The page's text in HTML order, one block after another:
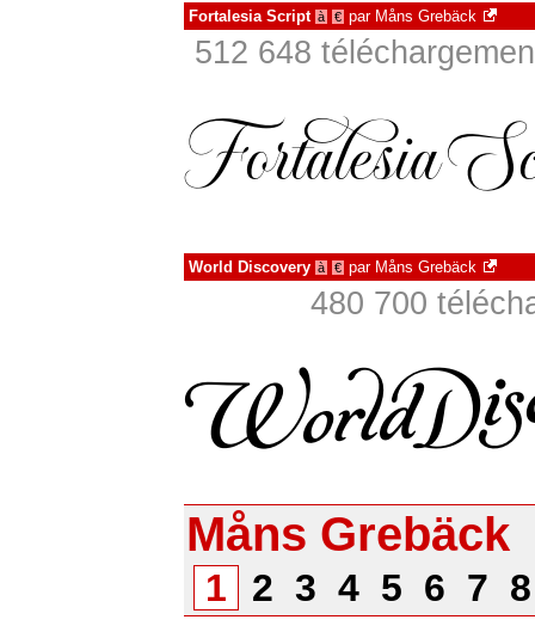
Fortalesia Script à € par Måns Grebäck
512 648
World Discovery à € par Måns Grebäck
480 700
Måns Grebäck
1 2 3 4 5 6 7